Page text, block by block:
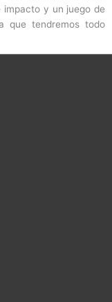
impacto y un juego de
que tendremos todo